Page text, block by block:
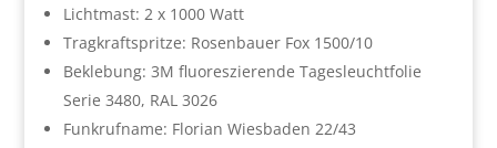
Lichtmast: 2 x 1000 Watt
Tragkraftspritze: Rosenbauer Fox 1500/10
Beklebung: 3M fluoreszierende Tagesleuchtfolie
Serie 3480, RAL 3026
Funkrufname: Florian Wiesbaden 22/43